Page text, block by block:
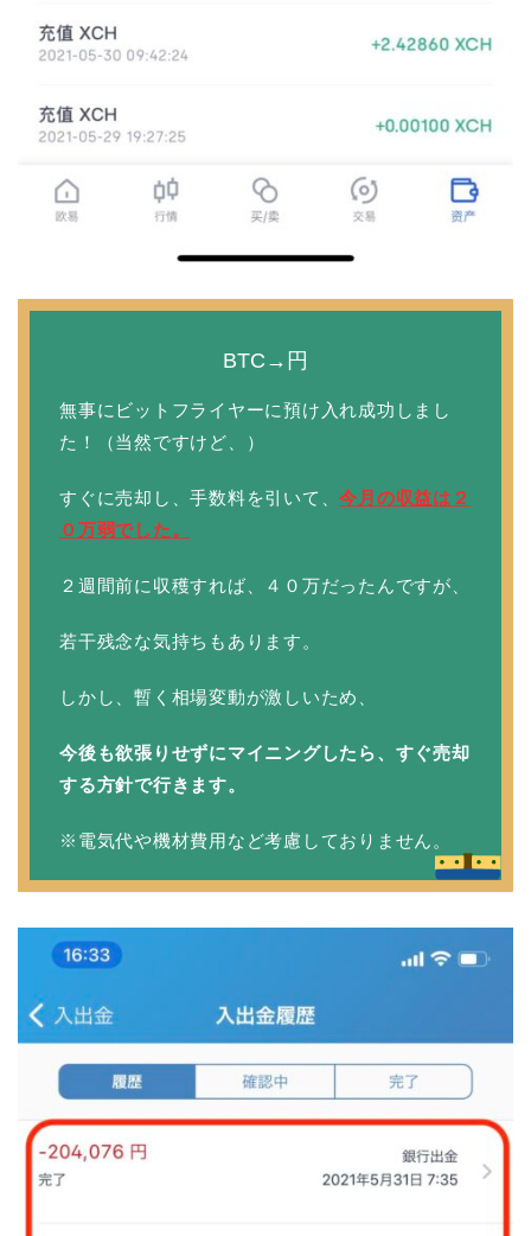
BTC→円
無事にビットフライヤーに預け入れ成功しまし
た！（当然ですけど、）
すぐに売却し、手数料を引いて、今月の収益は２
０万弱でした。
２週間前に収穫すれば、４０万だったんですが、
若干残念な気持ちもあります。
しかし、暫く相場変動が激しいため、
今後も欲張りせずにマイニングしたら、すぐ売却
する方針で行きます。
※電気代や機材費用など考慮しておりません。